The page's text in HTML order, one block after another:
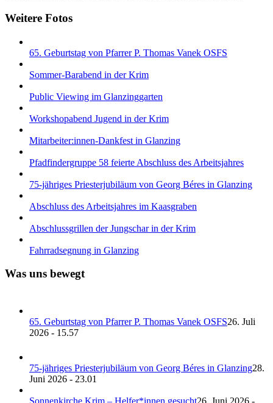
Weitere Fotos
65. Geburtstag von Pfarrer P. Thomas Vanek OSFS
Sommer-Barabend in der Krim
Public Viewing im Glanzinggarten
Workshopabend Jugend in der Krim
Mitarbeiter:innen-Dankfest in Glanzing
Pfadfindergruppe 58 feierte Abschluss des Arbeitsjahres
75-jähriges Priesterjubiläum von Georg Béres in Glanzing
Abschluss des Arbeitsjahres im Kaasgraben
Abschlussgrillen der Jungschar in der Krim
Fahrradsegnung in Glanzing
Was uns bewegt
2026 - 15.57
Sonnenkirche Krim – Helfer*innen gesucht26. Juni 2026 -
12.20